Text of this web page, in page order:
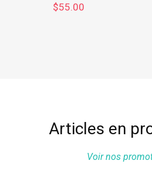
$55.00
Articles en
Voir nos